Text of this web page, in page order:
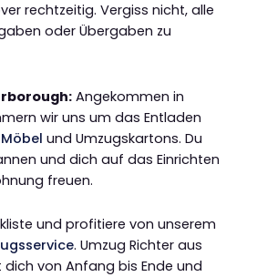
rechtzeitig. Vergiss nicht, alle
oder Übergaben zu
Angekommen in
wir uns um das Entladen
Möbel und Umzugskartons. Du
und dich auf das Einrichten
freuen.
und profitiere von unserem
. Umzug Richter aus
von Anfang bis Ende und